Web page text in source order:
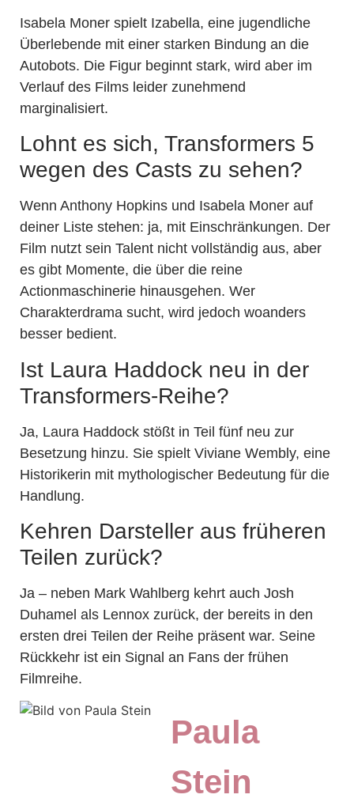
Isabela Moner spielt Izabella, eine jugendliche
Überlebende mit einer starken Bindung an die
Autobots. Die Figur beginnt stark, wird aber im
Verlauf des Films leider zunehmend
marginalisiert.
Lohnt es sich, Transformers 5
wegen des Casts zu sehen?
Wenn Anthony Hopkins und Isabela Moner auf
deiner Liste stehen: ja, mit Einschränkungen. Der
Film nutzt sein Talent nicht vollständig aus, aber
es gibt Momente, die über die reine
Actionmaschinerie hinausgehen. Wer
Charakterdrama sucht, wird jedoch woanders
besser bedient.
Ist Laura Haddock neu in der
Transformers-Reihe?
Ja, Laura Haddock stößt in Teil fünf neu zur
Besetzung hinzu. Sie spielt Viviane Wembly, eine
Historikerin mit mythologischer Bedeutung für die
Handlung.
Kehren Darsteller aus früheren
Teilen zurück?
Ja – neben Mark Wahlberg kehrt auch Josh
Duhamel als Lennox zurück, der bereits in den
ersten drei Teilen der Reihe präsent war. Seine
Rückkehr ist ein Signal an Fans der frühen
Filmreihe.
Paula
Stein